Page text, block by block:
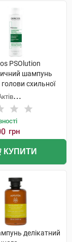
PSOlution
шампунь
схильної
200 мл 1 флакон
грн
КУПИТИ
делікатний